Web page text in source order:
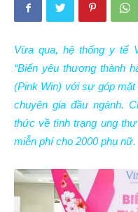
Vừa qua, hệ thống y tế
“Biến yêu thương thành
(Pink Win) với sự góp
chuyên gia đầu ngành.
thức về tình trạng ung
miễn phí cho 2000 phụ nữ.